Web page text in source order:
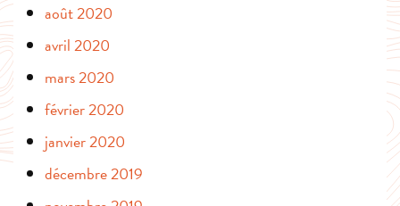
août 2020
avril 2020
mars 2020
février 2020
janvier 2020
décembre 2019